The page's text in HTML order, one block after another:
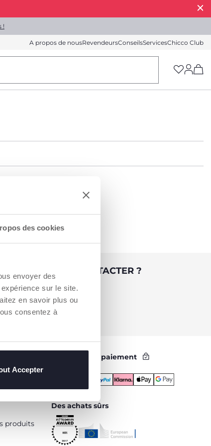
des cookies
envoyer des
sur le site.
en savoir plus ou
consentez à
Accepter
!
A propos de nousRevendeursConseilsServicesChicco Club
DE NOUS CONTACTER ?
Client [coût appel local]
542 125
produits
Méthodes de paiement
Des achats sûrs